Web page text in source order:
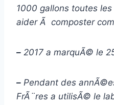
1000 gallons toutes
aider Ã composter
– 2017 a marquÃ© le
– Pendant des
FrÃ¨res a utilisÃ© le